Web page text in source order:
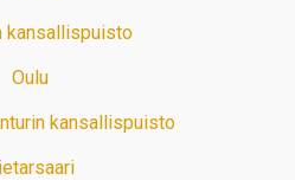
kansallispuisto
Oulu
kansallispuisto